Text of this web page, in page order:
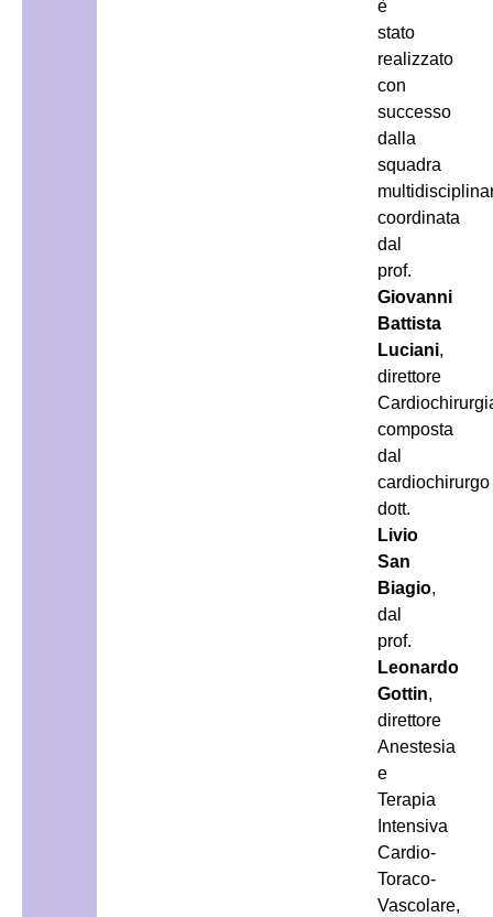
è
stato
realizzato
con
successo
dalla
squadra
coordinata
dal
prof.
Giovanni
Battista
Luciani,
direttore
composta
dal
cardiochirurgo
dott.
Livio
San
Biagio,
dal
prof.
Leonardo
Gottin,
direttore
Anestesia
e
Terapia
Intensiva
Cardio-
Toraco-
Vascolare,